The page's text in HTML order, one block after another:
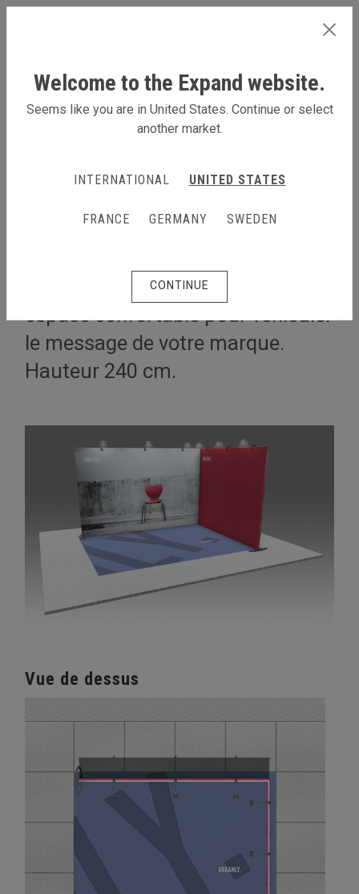
Stand en L de 4 x 3 m
deux murs et disposez d’un
espace confortable pour véhiculer
le message de votre marque.
Hauteur 240 cm.
Vue de dessus
Welcome to the Expand website.
Seems like you are in United States. Continue or select
another market.
INTERNATIONAL UNITED STATES
FRANCE GERMANY SWEDEN
CONTINUE